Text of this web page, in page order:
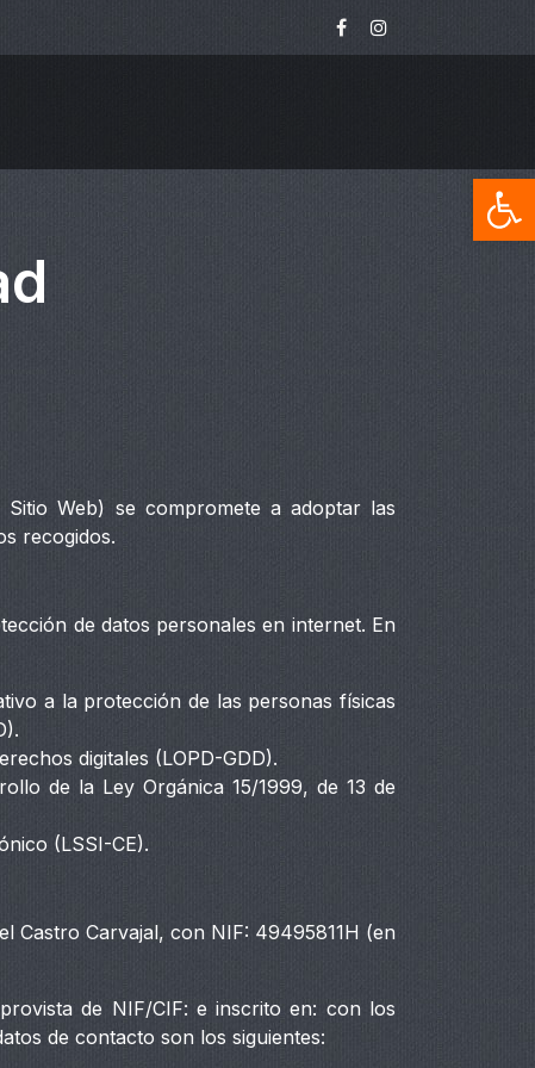
Sitio Web) se compromete a adoptar las
recogidos.
de datos personales en internet. En
a la protección de las personas físicas
digitales (LOPD-GDD).
de la Ley Orgánica 15/1999, de 13 de
(LSSI-CE).
Castro Carvajal, con NIF: 49495811H (en
de NIF/CIF: e inscrito en: con los
de contacto son los siguientes: